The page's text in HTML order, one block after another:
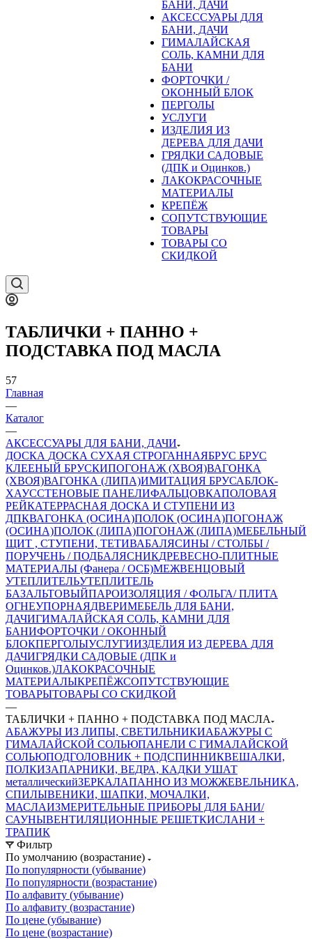
БАНИ, ДАЧИ
АКСЕССУАРЫ ДЛЯ
БАНИ, ДАЧИ
ГИМАЛАЙСКАЯ
СОЛЬ, КАМНИ ДЛЯ
БАНИ
ФОРТОЧКИ /
ОКОННЫЙ БЛОК
ПЕРГОЛЫ
УСЛУГИ
ИЗДЕЛИЯ ИЗ
ДЕРЕВА ДЛЯ ДАЧИ
ГРЯДКИ САДОВЫЕ
(ДПК и Оцинков.)
ЛАКОКРАСОЧНЫЕ
МАТЕРИАЛЫ
КРЕПЁЖ
СОПУТСТВУЮЩИЕ
ТОВАРЫ
ТОВАРЫ СО
СКИДКОЙ
ТАБЛИЧКИ + ПАННО +
ПОДСТАВКА ПОД МАСЛА
57
Главная
—
Каталог
—
АКСЕССУАРЫ ДЛЯ БАНИ, ДАЧИ
ДОСКА ДОСКА СУХАЯ СТРОГАННАЯБРУС БРУС
КЛЕЕНЫЙ БРУСКИПОГОНАЖ (ХВОЯ)ВАГОНКА
(ХВОЯ)ВАГОНКА (ЛИПА)ИМИТАЦИЯ БРУСАБЛОК-
ХАУССТЕНОВЫЕ ПАНЕЛИФАЛЬЦОВКАПОЛОВАЯ
РЕЙКАТЕРРАСНАЯ ДОСКА И СТУПЕНИ ИЗ
ДПКВАГОНКА (ОСИНА)ПОЛОК (ОСИНА)ПОГОНАЖ
(ОСИНА)ПОЛОК (ЛИПА)ПОГОНАЖ (ЛИПА)МЕБЕЛЬНЫЙ
ЩИТ , СТУПЕНИ, ТЕТИВАБАЛЯСИНЫ / СТОЛБЫ /
ПОРУЧЕНЬ / ПОДБАЛЯСНИКДРЕВЕСНО-ПЛИТНЫЕ
МАТЕРИАЛЫ (Фанера / ОСБ)МЕЖВЕНЦОВЫЙ
УТЕПЛИТЕЛЬУТЕПЛИТЕЛЬ
БАЗАЛЬТОВЫЙПАРОИЗОЛЯЦИЯ / ФОЛЬГА/ ПЛИТА
ОГНЕУПОРНАЯДВЕРИМЕБЕЛЬ ДЛЯ БАНИ,
ДАЧИГИМАЛАЙСКАЯ СОЛЬ, КАМНИ ДЛЯ
БАНИФОРТОЧКИ / ОКОННЫЙ
БЛОКПЕРГОЛЫУСЛУГИИЗДЕЛИЯ ИЗ ДЕРЕВА ДЛЯ
ДАЧИГРЯДКИ САДОВЫЕ (ДПК и
Оцинков.)ЛАКОКРАСОЧНЫЕ
МАТЕРИАЛЫКРЕПЁЖСОПУТСТВУЮЩИЕ
ТОВАРЫТОВАРЫ СО СКИДКОЙ
—
ТАБЛИЧКИ + ПАННО + ПОДСТАВКА ПОД МАСЛА
АБАЖУРЫ ИЗ ЛИПЫ, СВЕТИЛЬНИКИАБАЖУРЫ С
ГИМАЛАЙСКОЙ СОЛЬЮПАНЕЛИ С ГИМАЛАЙСКОЙ
СОЛЬЮПОДГОЛОВНИК + ПОДСПИННИКВЕШАЛКИ,
ПОЛКИЗАПАРНИКИ, ВЕДРА, КАДКИ УШАТ
металлическийЗЕРКАЛАПАННО ИЗ МОЖЖЕВЕЛЬНИКА,
СПИЛЫВЕНИКИ, ШАПКИ, МОЧАЛКИ,
МАСЛАИЗМЕРИТЕЛЬНЫЕ ПРИБОРЫ ДЛЯ БАНИ/
САУНЫВЕНТИЛЯЦИОННЫЕ РЕШЕТКИСЛАНИ +
ТРАПИК
Фильтр
По умолчанию (возрастание)
По популярности (убывание)
По популярности (возрастание)
По алфавиту (убывание)
По алфавиту (возрастание)
По цене (убывание)
По цене (возрастание)